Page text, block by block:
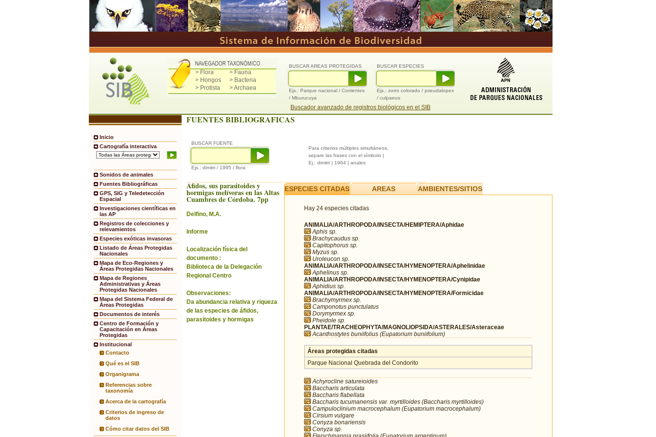
> Flora
> Fauna
> Hongos
> Bacteria
> Protista
> Archaea
BUSCAR ESPECIES
Ejs.: zorro colorado / pseudalopex
/ culpaeus
BUSCAR AREAS PROTEGIDAS
Ejs.: Parque nacional / Corrientes
/ Mburucuya
Buscador avanzado de registros biológicos en el SIB
Inicio
Cartografía interactiva
Sonidos de animales
Fuentes Bibliográficas
GPS, SIG y Teledetección
Espacial
Investigaciones científicas en
las AP
Registros de colecciones y
relevamientos
Especies exóticas invasoras
Listado de Áreas Protegidas
Nacionales
Mapa de Eco-Regiones y
Áreas Protegidas Nacionales
Mapa de Regiones
Administrativas y Áreas
Protegidas Nacionales
Mapa del Sistema Federal de
Áreas Protegidas
Documentos de interés
Centro de Formación y
Capacitación en Áreas
Protegidas
Institucional
Contacto
Qué es el SIB
Organigrama
Referencias sobre
taxonomía
Acerca de la cartografía
Criterios de ingreso de
datos
Cómo citar datos del SIB
FUENTES BIBLIOGRAFICAS
BUSCAR FUENTE
Ejs.: dimitri / 1995 / flora
Para criterios múltiples simultáneos,
separe las frases con el símbolo |
Ej.: dimitri | 1964 | anales
Afidos, sus parasitoides y
hormigas melívoras en las Altas
Cuambres de Córdoba. 7pp
Delfino, M.A.
Informe
Localización física del
documento :
Biblioteca de la Delegación
Regional Centro
Observaciones:
Da abundancia relativa y riqueza
de las especies de áfidos,
parasitoides y hormigas
ESPECIES CITADAS AREAS AMBIENTES/SITIOS
Hay 24 especies citadas
ANIMALIA/ARTHROPODA/INSECTA/HEMIPTERA/Aphidae
Aphis sp.
Brachycaudus sp.
Capitophorus sp.
Myzus sp.
Uroleucon sp.
ANIMALIA/ARTHROPODA/INSECTA/HYMENOPTERA/Aphelinidae
Aphelinus sp.
ANIMALIA/ARTHROPODA/INSECTA/HYMENOPTERA/Cynipidae
Aphidius sp.
ANIMALIA/ARTHROPODA/INSECTA/HYMENOPTERA/Formicidae
Brachymyrmex sp.
Camponotus punctulatus
Dorymyrmex sp.
Pheidole sp.
PLANTAE/TRACHEOPHYTA/MAGNOLIOPSIDA/ASTERALES/Asteraceae
Acanthostyles buniifolius (Eupatorium buniifolium)
Áreas protegidas citadas
Parque Nacional Quebrada del Condorito
Achyrocline satureioides
Baccharis articulata
Baccharis flabellata
Baccharis tucumanensis var. myrtilloides (Baccharis myrtilloides)
Campuloclinium macrocephalum (Eupatorium macrocephalum)
Cirsium vulgare
Conyza bonariensis
Conyza sp.